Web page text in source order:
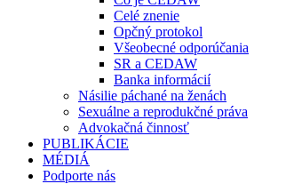
Celé znenie
Opčný protokol
Všeobecné odporúčania
SR a CEDAW
Banka informácií
Násilie páchané na ženách
Sexuálne a reprodukčné práva
Advokačná činnosť
PUBLIKÁCIE
MÉDIÁ
Podporte nás